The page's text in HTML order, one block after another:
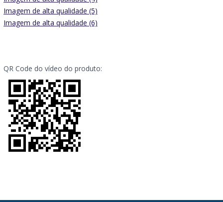
Imagem de alta qualidade (5)
Imagem de alta qualidade (6)
QR Code do vídeo do produto: